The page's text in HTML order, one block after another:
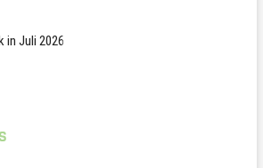
in Juli 2026